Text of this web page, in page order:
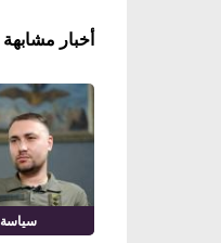
أخبار مشابهة
سياسة